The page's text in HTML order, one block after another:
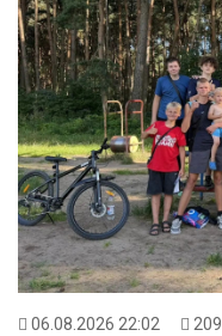
06.08.2026 22:02 209